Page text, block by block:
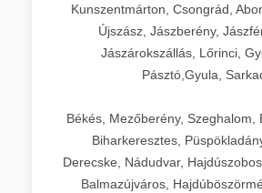
Kunszentmárton, Csongrád,
Újszász, Jászberény,
Jászárokszállás, Lőrinci,
Pásztó,Gyula,
Békés, Mezőberény, Szeghalom,
Biharkeresztes,
Derecske, Nádudvar,
Balmazújváros,